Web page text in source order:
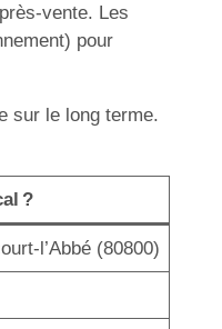
vente. Les
pour
sur le long terme.
?
l’Abbé (80800)